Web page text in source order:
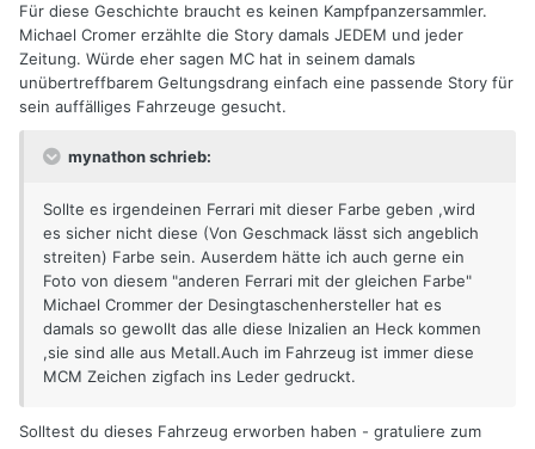
Für diese Geschichte braucht es keinen Kampfpanzersammler.
Michael Cromer erzählte die Story damals JEDEM und jeder
Zeitung. Würde eher sagen MC hat in seinem damals
unübertreffbarem Geltungsdrang einfach eine passende Story für
sein auffälliges Fahrzeuge gesucht.
mynathon schrieb:
Sollte es irgendeinen Ferrari mit dieser Farbe geben ,wird
es sicher nicht diese (Von Geschmack lässt sich angeblich
streiten) Farbe sein. Auserdem hätte ich auch gerne ein
Foto von diesem "anderen Ferrari mit der gleichen Farbe"
Michael Crommer der Desingtaschenhersteller hat es
damals so gewollt das alle diese Inizalien an Heck kommen
,sie sind alle aus Metall.Auch im Fahrzeug ist immer diese
MCM Zeichen zigfach ins Leder gedruckt.
Solltest du dieses Fahrzeug erworben haben - gratuliere zum